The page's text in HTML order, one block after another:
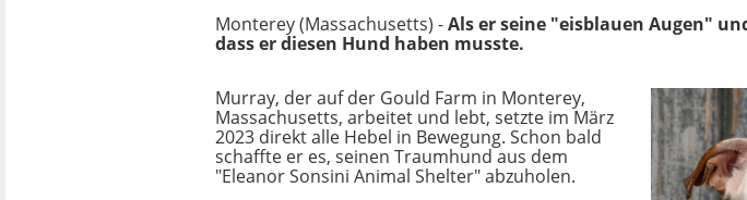
Monterey (Massachusetts) -Als er seine "eisblauen Augen"
dass er diesen Hund haben musste.
Murray, der auf der Gould Farm in Monterey,
Massachusetts, arbeitet und lebt, setzte im März
2023 direkt alle Hebel in Bewegung. Schon bald
schaffte er es, seinen Traumhund aus dem
"Eleanor Sonsini Animal Shelter" abzuholen.